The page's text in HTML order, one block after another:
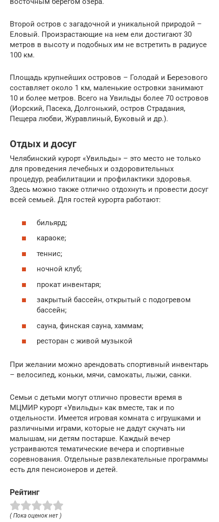
Второй остров с загадочной и уникальной природой –
Еловый. Произрастающие на нем ели достигают 30
метров в высоту и подобных им не встретить в радиусе
100 км.
Площадь крупнейших островов – Голодай и Березового
составляет около 1 км, маленькие островки занимают
10 и более метров. Всего на Увильды более 70 островов
(Иорский, Пасека, Долгонький, остров Страдания,
Пещера любви, Журавлиный, Буковый и др.).
Отдых и досуг
Челябинский курорт «Увильды» – это место не только
для проведения лечебных и оздоровительных
процедур, реабилитации и профилактики здоровья.
Здесь можно также отлично отдохнуть и провести досуг
всей семьей. Для гостей курорта работают:
бильярд;
караоке;
теннис;
ночной клуб;
прокат инвентаря;
закрытый бассейн, открытый с подогревом
бассейн;
сауна, финская сауна, хаммам;
ресторан с живой музыкой
При желании можно арендовать спортивный инвентарь
– велосипед, коньки, мячи, самокаты, лыжи, санки.
Семьи с детьми могут отлично провести время в
МЦМИР курорт «Увильды» как вместе, так и по
отдельности. Имеется игровая комната с игрушками и
различными играми, которые не дадут скучать ни
малышам, ни детям постарше. Каждый вечер
устраиваются тематические вечера и спортивные
соревнования. Отдельные развлекательные программы
есть для пенсионеров и детей.
Рейтинг
( Пока оценок нет )